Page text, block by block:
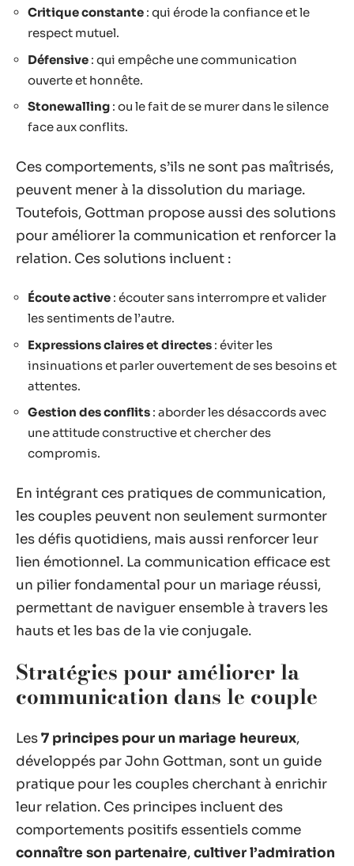
Critique constante : qui érode la confiance et le
respect mutuel.
Défensive : qui empêche une communication
ouverte et honnête.
Stonewalling : ou le fait de se murer dans le silence
face aux conflits.
Ces comportements, s’ils ne sont pas maîtrisés,
peuvent mener à la dissolution du mariage.
Toutefois, Gottman propose aussi des solutions
pour améliorer la communication et renforcer la
relation. Ces solutions incluent :
Écoute active : écouter sans interrompre et valider
les sentiments de l’autre.
Expressions claires et directes : éviter les
insinuations et parler ouvertement de ses besoins et
attentes.
Gestion des conflits : aborder les désaccords avec
une attitude constructive et chercher des
compromis.
En intégrant ces pratiques de communication,
les couples peuvent non seulement surmonter
les défis quotidiens, mais aussi renforcer leur
lien émotionnel. La communication efficace est
un pilier fondamental pour un mariage réussi,
permettant de naviguer ensemble à travers les
hauts et les bas de la vie conjugale.
Stratégies pour améliorer la
communication dans le couple
Les7 principes pour un mariage heureux,
développés par John Gottman, sont un guide
pratique pour les couples cherchant à enrichir
leur relation. Ces principes incluent des
comportements positifs essentiels comme
connaître son partenaire,cultiver l’admiration